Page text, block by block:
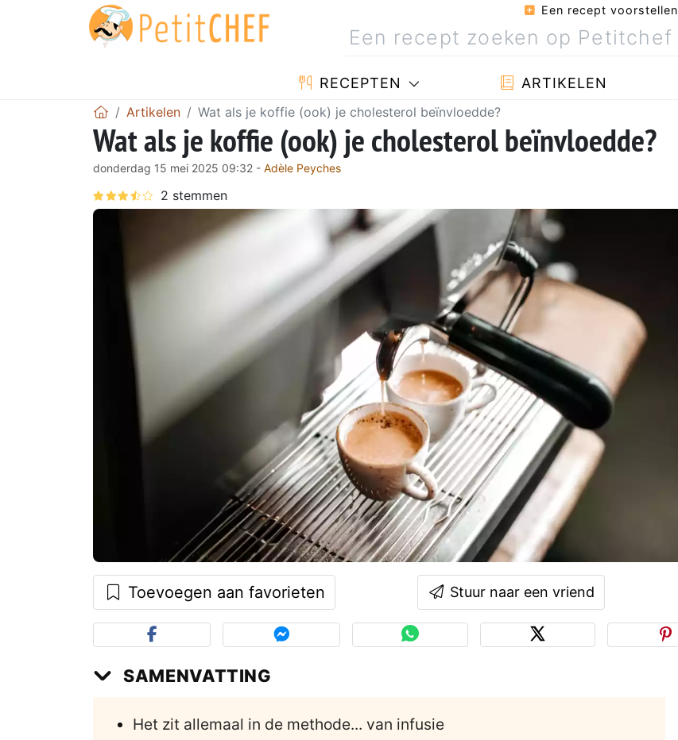
Een recept voorstellen
RECEPTEN ARTIKELEN
Artikelen Wat als je koffie (ook) je cholesterol beïnvloedde?
Wat als je koffie (ook) je cholesterol beïnvloedde?
donderdag 15 mei 2025 09:32 - Adèle Peyches
Toevoegen aan favorieten Stuur naar een vriend
SAMENVATTING
Het zit allemaal in de methode... van infusie